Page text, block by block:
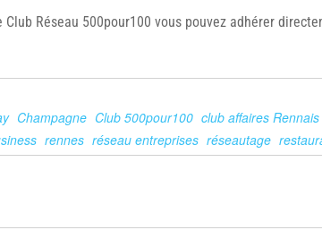
Réseau 500pour100 vous pouvez adhérer
Champagne Club 500pour100 club affaires Rennais
rennes réseau entreprises réseautage